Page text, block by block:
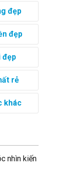
đẹp
đẹp
đẹp
rẻ
khác